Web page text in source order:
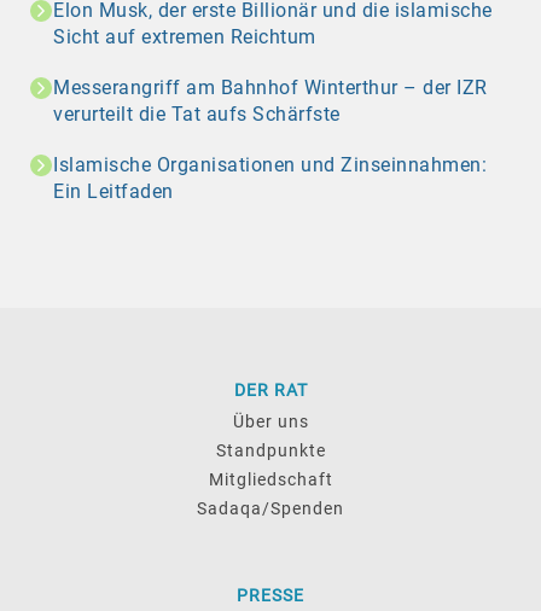
Elon Musk, der erste Billionär und die islamische
Sicht auf extremen Reichtum
Messerangriff am Bahnhof Winterthur – der IZR
verurteilt die Tat aufs Schärfste
Islamische Organisationen und Zinseinnahmen:
Ein Leitfaden
DER RAT
Über uns
Standpunkte
Mitgliedschaft
Sadaqa/Spenden
PRESSE